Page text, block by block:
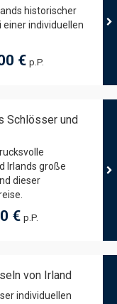
historischer
individuellen
€ p.P.
Schlösser und
Irlands große
dieser
€ p.P.
von Irland
individuellen